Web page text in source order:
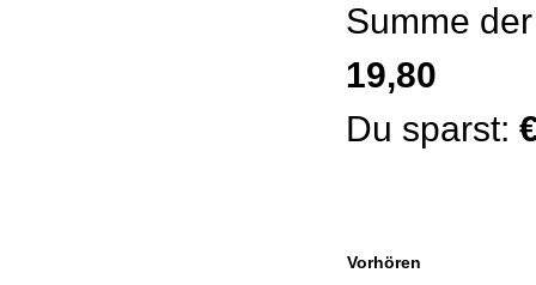
Summe
19,80
Du sparst:
Vorhören